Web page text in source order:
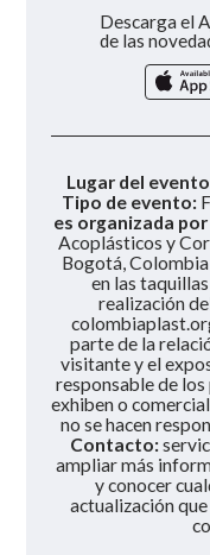
Descarga el
de las
Lugar del
Tipo de evento:
es organizada por
Acoplásticos y
Bogotá,
en las
realización
parte de la
visitante y el
responsable de
exhiben o
no se hacen
Contacto:
ampliar más
y conocer
actualización